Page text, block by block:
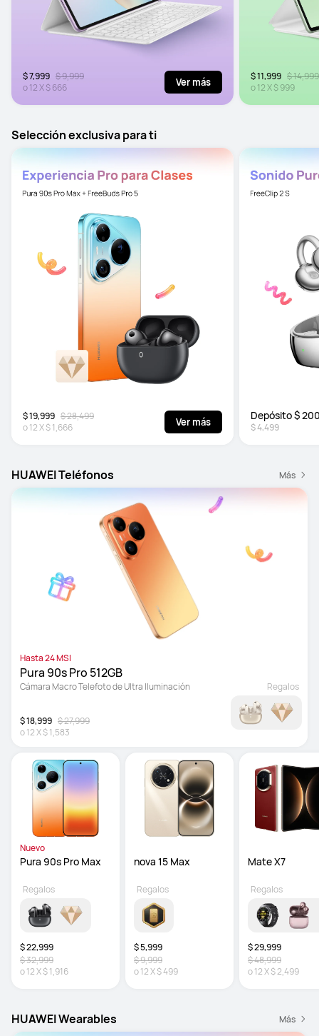
$ 7,999 $ 9,999
o12X$ 666 Ver más $ 11,999 $ 14,999
o12X$ 999
Selección exclusiva para ti
$ 19,999 $ 28,499
o12X$ 1,666 Ver más Depósito $
$ 4,499
HUAWEI Teléfonos Más
Hasta 24 MSI
Pura 90s Pro 512GB
Cámara Macro Telefoto de Ultra Iluminación
$ 18,999 $ 27,999
o12X$ 1,583
Regalos
Nuevo
Pura 90s Pro Max
$ 22,999
$ 32,999
o12X$ 1,916
Regalos
nova 15 Max
$ 5,999
$ 9,999
o12X$ 499
Regalos
Mate X7
$ 29,999
$ 48,999
o12X$ 2,499
Regalos
HUAWEI Wearables Más